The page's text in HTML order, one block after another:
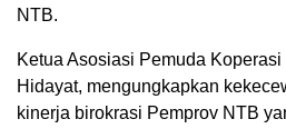
NTB.
Ketua Asosiasi Pemuda
Hidayat, mengungkapkan
kinerja birokrasi Pemprov NTB